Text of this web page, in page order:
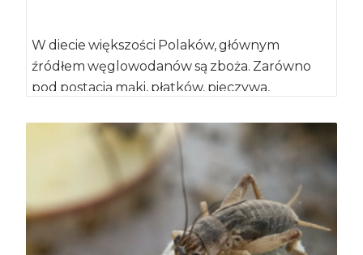
W diecie większości Polaków, głównym
źródłem węglowodanów są zboża. Zarówno
pod postacią mąki, płatków, pieczywa,